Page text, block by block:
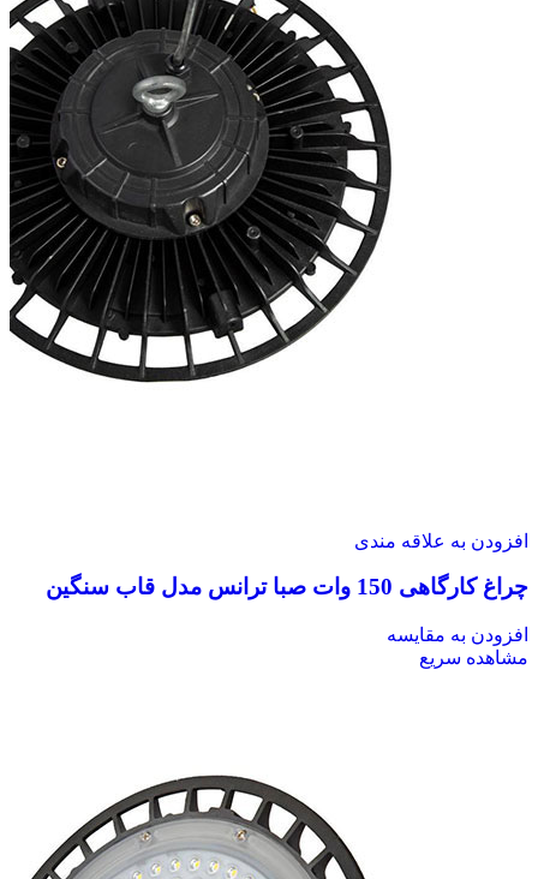
افزودن به علاقه مندی
چراغ کارگاهی 150 وات صبا ترانس مدل قاب سنگین
افزودن به مقایسه
مشاهده سریع